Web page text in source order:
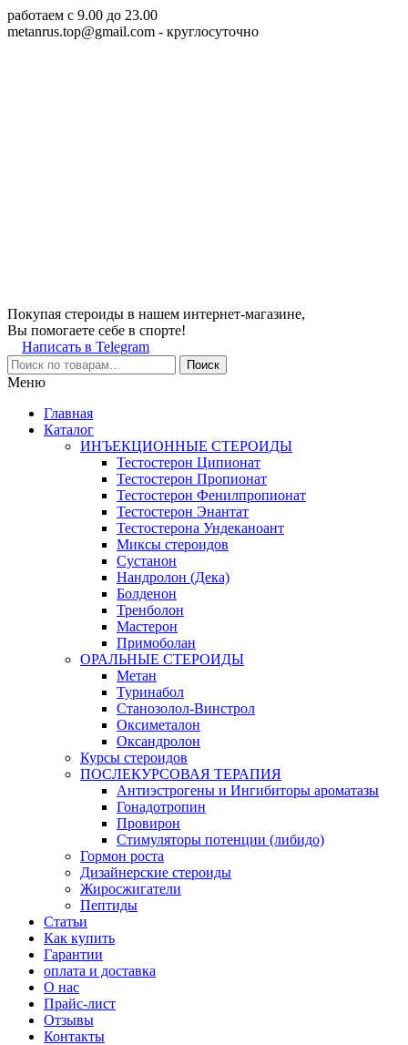
работаем c 9.00 до 23.00
metanrus.top@gmail.com - круглосуточно
Покупая стероиды в нашем интернет-магазине,
Вы помогаете себе в спорте!
Написать в Telegram
Поиск
Меню
Главная
Каталог
ИНЪЕКЦИОННЫЕ СТЕРОИДЫ
Тестостерон Ципионат
Тестостерон Пропионат
Тестостерон Фенилпропионат
Тестостерон Энантат
Тестостерона Ундеканоант
Миксы стероидов
Сустанон
Нандролон (Дека)
Болденон
Тренболон
Мастерон
Примоболан
ОРАЛЬНЫЕ СТЕРОИДЫ
Метан
Туринабол
Станозолол-Винстрол
Оксиметалон
Оксандролон
Курсы стероидов
ПОСЛЕКУРСОВАЯ ТЕРАПИЯ
Антиэстрогены и Ингибиторы ароматазы
Гонадотропин
Провирон
Стимуляторы потенции (либидо)
Гормон роста
Дизайнерские стероиды
Жиросжигатели
Пептиды
Статьи
Как купить
Гарантии
оплата и доставка
О нас
Прайс-лист
Отзывы
Контакты